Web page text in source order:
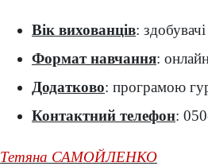
Вік вихованців:
Формат навчання:
Додатково: програмою
Контактний телефон:
Тетяна САМОЙЛЕНКО